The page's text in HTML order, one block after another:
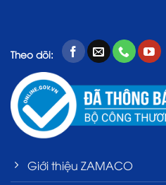
Theo dõi:
Giới thiệu ZAMACO